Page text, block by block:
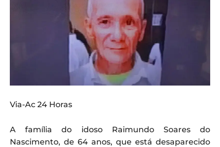
Via-Ac 24 Horas
A família do idoso Raimundo Soares do
Nascimento, de 64 anos, que está desaparecido